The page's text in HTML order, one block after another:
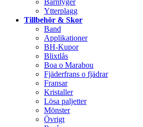
Barntyger
Ytterplagg
Tillbehör & Skor
Band
Applikationer
BH-Kupor
Blixtlås
Boa o Marabou
Fjäderfrans o fjädrar
Fransar
Kristaller
Lösa paljetter
Mönster
Övrigt